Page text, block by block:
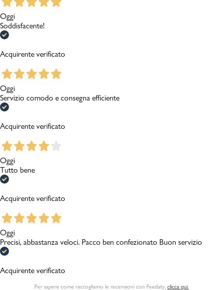
Oggi
Soddisfacente!
Acquirente verificato
Oggi
Servizio comodo e consegna efficiente
Acquirente verificato
Oggi
Tutto bene
Acquirente verificato
Oggi
Precisi, abbastanza veloci. Pacco ben confezionato Buon servizio
Acquirente verificato
Per sapere come raccogliamo le recensioni con Feedaty, clicca qui.